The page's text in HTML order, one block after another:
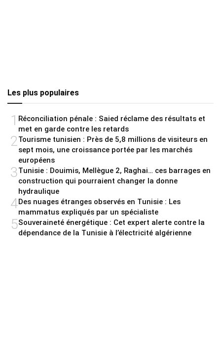
Les plus populaires
1 Réconciliation pénale : Saied réclame des résultats et
met en garde contre les retards
2Tourisme tunisien : Près de 5,8 millions de visiteurs en
sept mois, une croissance portée par les marchés
européens
3Tunisie : Douimis, Mellègue 2, Raghai… ces barrages en
construction qui pourraient changer la donne
hydraulique
4Des nuages étranges observés en Tunisie : Les
mammatus expliqués par un spécialiste
5Souveraineté énergétique : Cet expert alerte contre la
dépendance de la Tunisie à l’électricité algérienne